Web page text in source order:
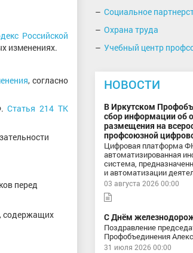
Российской
изменениях.
, согласно
Статья 214 ТК
перед
содержащих
Социальное
Охрана труда
Учебный центр
НОВОСТИ
В Иркутском
сбор информации об
размещения на
профсоюзной
Цифровая платформа
автоматизированная
система,
и автоматизации
03 августа 2026 00:00
С Днём
Поздравление
Профобъединения
31 июля 2026 00:00